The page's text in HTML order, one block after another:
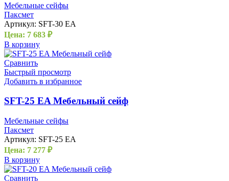
Мебельные сейфы
Паксмет
Артикул: SFT-30 EA
Цена: 7 683 ₽
В корзину
Сравнить
Быстрый просмотр
Добавить в избранное
SFT-25 EA Мебельный сейф
Мебельные сейфы
Паксмет
Артикул: SFT-25 EA
Цена: 7 277 ₽
В корзину
Сравнить